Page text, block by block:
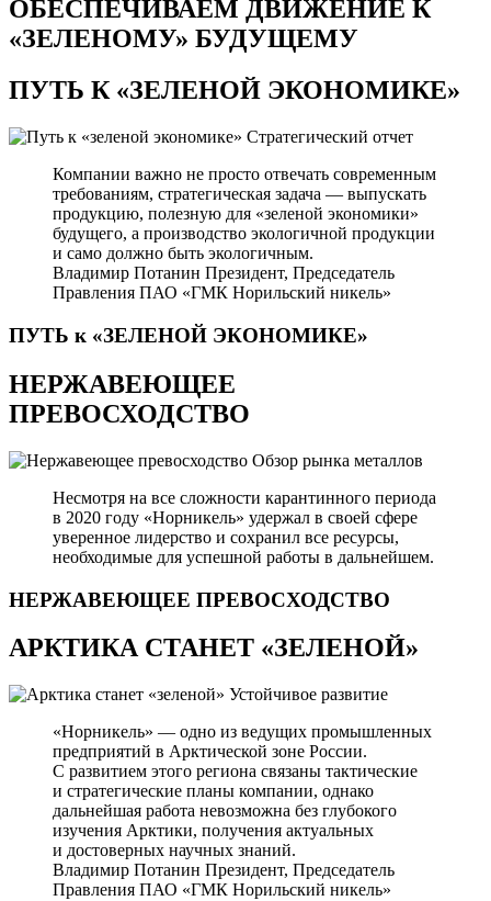
ОБЕСПЕЧИВАЕМ ДВИЖЕНИЕ К
«ЗЕЛЕНОМУ» БУДУЩЕМУ
ПУТЬ К«ЗЕЛЕНОЙ ЭКОНОМИКЕ»
Стратегический отчет
Компании важно не просто отвечать современным
требованиям, стратегическая задача — выпускать
продукцию, полезную для «зеленой экономики»
будущего, а производство экологичной продукции
и само должно быть экологичным.
Владимир Потанин Президент, Председатель
Правления ПАО «ГМК Норильский никель»
ПУТЬ к «ЗЕЛЕНОЙ ЭКОНОМИКЕ»
НЕРЖАВЕЮЩЕЕ
ПРЕВОСХОДСТВО
Обзор рынка металлов
Несмотря на все сложности карантинного периода
в 2020 году «Норникель» удержал в своей сфере
уверенное лидерство и сохранил все ресурсы,
необходимые для успешной работы в дальнейшем.
НЕРЖАВЕЮЩЕЕ ПРЕВОСХОДСТВО
АРКТИКА СТАНЕТ «ЗЕЛЕНОЙ»
Устойчивое развитие
«Норникель» — одно из ведущих промышленных
предприятий в Арктической зоне России.
С развитием этого региона связаны тактические
и стратегические планы компании, однако
дальнейшая работа невозможна без глубокого
изучения Арктики, получения актуальных
и достоверных научных знаний.
Владимир Потанин Президент, Председатель
Правления ПАО «ГМК Норильский никель»